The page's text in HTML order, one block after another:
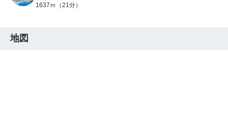
1637ｍ（21分）
地図